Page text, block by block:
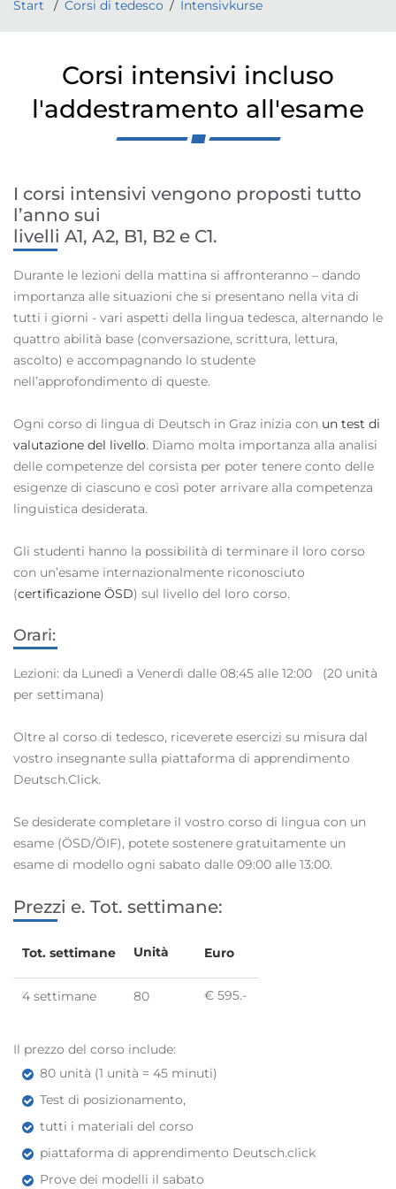
Start Corsi di tedesco Intensivkurse
Corsi intensivi incluso
l'addestramento all'esame
I corsi intensivi vengono proposti tutto
l’anno sui
livelli A1, A2, B1, B2 e C1.
Durante le lezioni della mattina si affronteranno – dando
importanza alle situazioni che si presentano nella vita di
tutti i giorni - vari aspetti della lingua tedesca, alternando le
quattro abilità base (conversazione, scrittura, lettura,
ascolto) e accompagnando lo studente
nell’approfondimento di queste.
Ogni corso di lingua di Deutsch in Graz inizia con un test di
valutazione del livello. Diamo molta importanza alla analisi
delle competenze del corsista per poter tenere conto delle
esigenze di ciascuno e così poter arrivare alla competenza
linguistica desiderata.
Gli studenti hanno la possibilità di terminare il loro corso
con un’esame internazionalmente riconosciuto
(certificazione ÖSD) sul livello del loro corso.
Orari:
Lezioni: da Lunedì a Venerdì dalle 08:45 alle 12:00 (20 unità
per settimana)
Oltre al corso di tedesco, riceverete esercizi su misura dal
vostro insegnante sulla piattaforma di apprendimento
Deutsch.Click.
Se desiderate completare il vostro corso di lingua con un
esame (ÖSD/ÖIF), potete sostenere gratuitamente un
esame di modello ogni sabato dalle 09:00 alle 13:00.
Prezzi e. Tot. settimane:
Tot. settimane Unità Euro
4 settimane 80 € 595.-
Il prezzo del corso include:
80 unità (1 unità = 45 minuti)
Test di posizionamento,
tutti i materiali del corso
piattaforma di apprendimento Deutsch.click
Prove dei modelli il sabato